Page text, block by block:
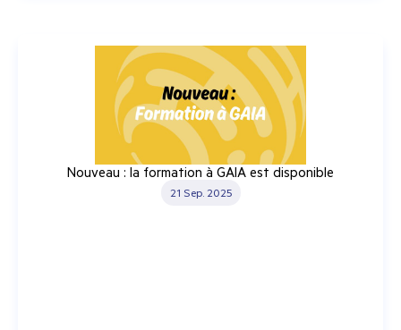
Nouveau : la formation à GAIA est disponible
21 Sep. 2025